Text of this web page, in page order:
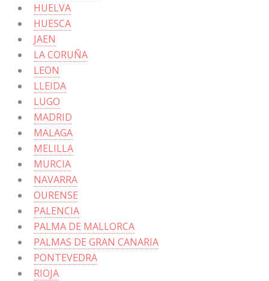
HUELVA
HUESCA
JAEN
LA CORUÑA
LEON
LLEIDA
LUGO
MADRID
MALAGA
MELILLA
MURCIA
NAVARRA
OURENSE
PALENCIA
PALMA DE MALLORCA
PALMAS DE GRAN CANARIA
PONTEVEDRA
RIOJA